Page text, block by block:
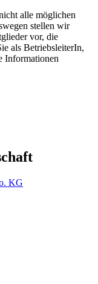
alle möglichen
stellen wir
vor, die
als BetriebsleiterIn,
Informationen
KG